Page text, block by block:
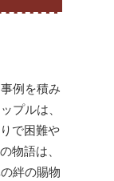
例を積み
プルは、
で困難や
物語は、
絆の賜物